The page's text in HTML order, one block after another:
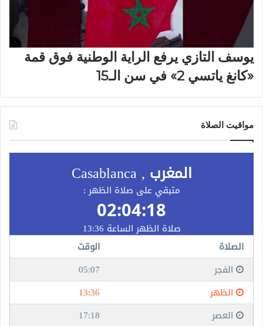
يوسف التازي يرفع الراية الوطنية فوق قمة
«كانغ ياتسي 2» في سن الـ15
مواقيت الصلاة